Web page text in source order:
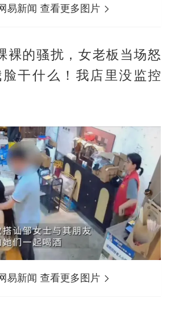
易新闻 查看更多图片
裸的骚扰，女老板当场怒
脸干什么！我店里没监控
易新闻 查看更多图片